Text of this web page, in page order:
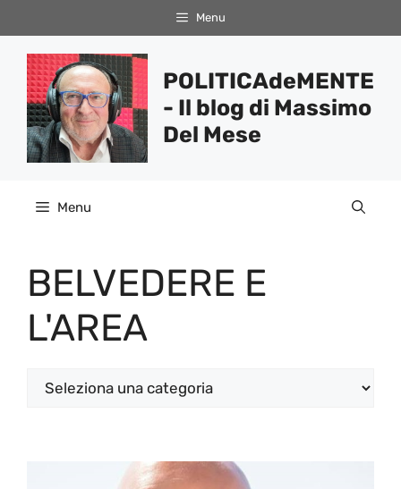
al
contenuto
Menu
POLITICAdeMENTE
- Il blog di Massimo
Del Mese
Menu
BELVEDERE E
L'AREA
Categorie